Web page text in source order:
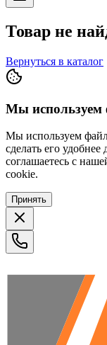
Товар не
Вернуться в каталог
Мы используем
Мы используем
сделать его
соглашаетесь с
cookie.
Принять